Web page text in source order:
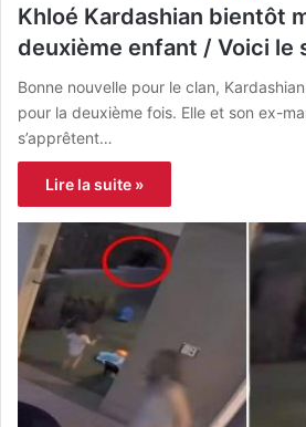
Khloé Kardashian bientôt
deuxième enfant / Voici le
Bonne nouvelle pour le clan,
pour la deuxième fois. Elle et son ex-
s’apprêtent…
Lire la suite »